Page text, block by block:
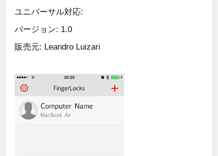
ユニバーサル対応:
バージョン: 1.0
販売元: Leandro Luizari